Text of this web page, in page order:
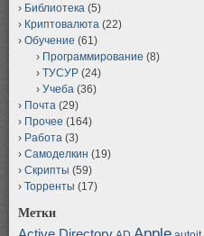
Библиотека (5)
Криптовалюта (22)
Обучение (61)
Программирование (8)
ТУСУР (24)
Учеба (36)
Почта (29)
Прочее (164)
Работа (3)
Самоделкин (19)
Скрипты (59)
Торренты (17)
Метки